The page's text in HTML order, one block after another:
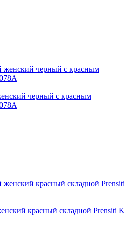
черный с красным
красный складной Prensiti K